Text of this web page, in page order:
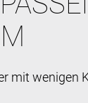
mit wenigen